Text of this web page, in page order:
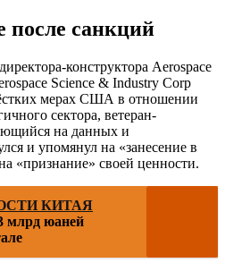
санкций
конструктора Aerospace
Science & Industry Corp
мерах США в отношении
сектора, ветеран-
на данных и
и упомянул на «занесение в
«признание» своей ценности.
КИТАЯ
млрд юаней